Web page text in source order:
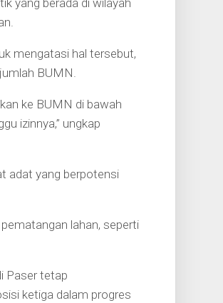
yang berada di wilayah
mengatasi hal tersebut,
BUMN.
ke BUMN di bawah
izinnya,” ungkap
adat yang berpotensi
lahan, seperti
Paser tetap
ketiga dalam progres